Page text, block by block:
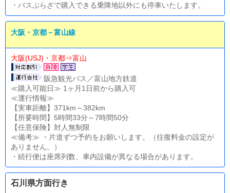
・バスぷらざで購入できる乗降地以外にも停車いたします。
大阪・京都－富山線
大阪(USJ)・京都⇒富山
阪急観光バス／富山地方鉄道
≪購入可能日≫ 1ヶ月1日前から購入可
≪運行情報≫
【実車距離】371km～382km
【所要時間】5時間33分～7時間50分
【任意保険】対人無制限
≪備考≫ ・片道ずつ予約をお願いします。（往復料金の設定が
ありません。）
・続行便は座席列数、車内設備が異なる場合があります。
石川県方面行き